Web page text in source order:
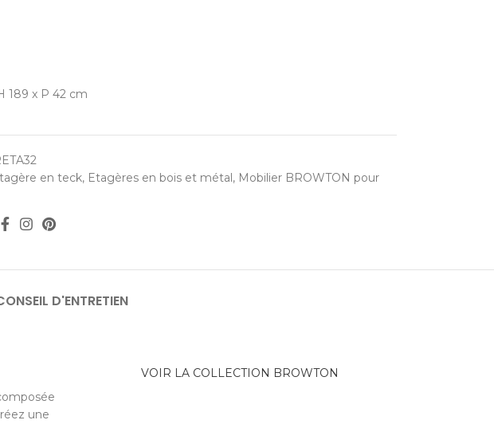
189 x P 42 cm
en teck, Etagères en bois et métal, Mobilier BROWTON pour
D'ENTRETIEN
une
VOIR LA COLLECTION BROWTON